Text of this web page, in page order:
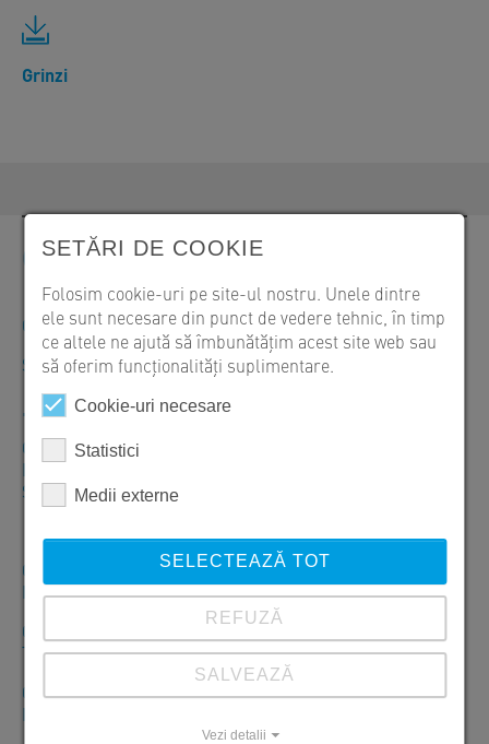
Grinzi
Contact
Comenzi, oferte și informații despre produse
SW Umwelttechnik România S.R.L.
+40 246 207050
Orar: Luni – Vineri: 07:30–16:00
Livrări: Luni – Vineri: 07:30–20:00
Sambătă – Duminică: Închis
CP 087253 Izvoru, Str. Zăvoiului Nr. 1, Comuna Vânătorii
Mici, Jud. Giurgiu, Tel. +40 246 207050
CP 307305 Orţişoara, Str. Principală, Nr. 680, Jud. Timiş,
Tel. +40 256 296168
CP 707145 Cristești, DE 8 Nr. 1271 A, Com. Cristești, Jud.
Iași, Tel. +40 232 742900
SETĂRI DE COOKIE
Folosim cookie-uri pe site-ul nostru. Unele dintre
ele sunt necesare din punct de vedere tehnic, în timp
ce altele ne ajută să îmbunătățim acest site web sau
să oferim funcționalități suplimentare.
Cookie-uri necesare
Statistici
Medii externe
SELECTEAZĂ TOT
REFUZĂ
SALVEAZĂ
Vezi detalii